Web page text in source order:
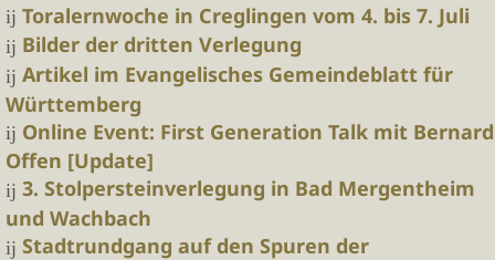
Toralernwoche in Creglingen vom 4. bis 7. Juli
Bilder der dritten Verlegung
Artikel im Evangelisches Gemeindeblatt für
Württemberg
Online Event: First Generation Talk mit Bernard
Offen [Update]
3. Stolpersteinverlegung in Bad Mergentheim
und Wachbach
Stadtrundgang auf den Spuren der